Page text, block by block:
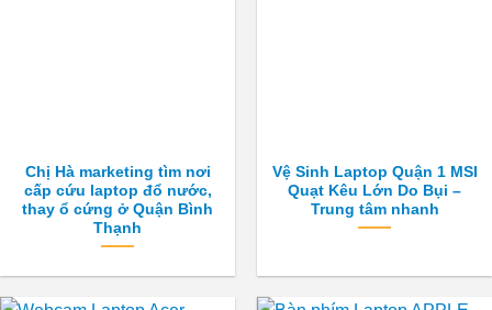
Chị Hà marketing tìm nơi
cấp cứu laptop đổ nước,
thay ổ cứng ở Quận Bình
Thạnh
Vệ Sinh Laptop Quận 1 MSI
Quạt Kêu Lớn Do Bụi –
Trung tâm nhanh